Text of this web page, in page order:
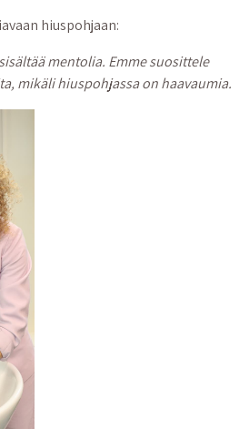
hiuspohjaan:
mentolia. Emme suosittele
mikäli hiuspohjassa on haavaumia.